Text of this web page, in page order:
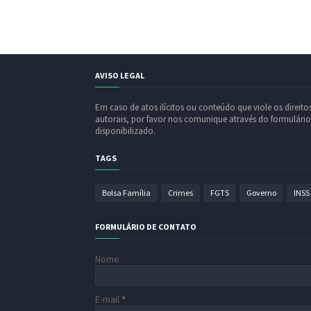
AVISO LEGAL
Em caso de atos ilícitos ou conteúdo que viole os
autorais, por favor nos comunique através do formulário
disponibilizado.
TAGS
Bolsa Família Crimes FGTS Governo INSS
FORMULÁRIO DE CONTATO
Nome
E-mail *